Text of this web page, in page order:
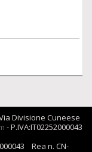
Divisione Cuneese
- P.IVA:IT02252000043
Rea n. CN-